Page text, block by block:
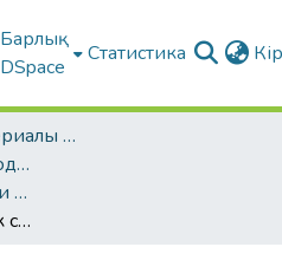
Барлық
DSpace
Статистика
Сборники и материалы конференций
Материалы международных научно-практических конференций
«Среда социализации и профессионального становления студенческой молодежи в условиях модернизации казахстанского образования»
Трудовое обучение как средство социализации и адаптации школьников в процессе включения их в производственные отношения в условиях социума